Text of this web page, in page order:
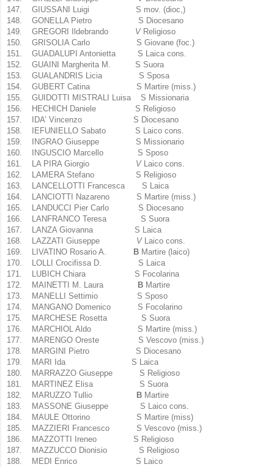
147.
GIUSSANI Luigi S mov. (dioc,)
148.
GONELLA Pietro S Diocesano
149.
GREGORI Ildebrando V Religioso
150.
GRISOLIA Carlo S Giovane (foc.)
151.
GUADALUPI Antonietta S Laica cons.
152.
GUAINI Margherita M. S Suora
153.
GUALANDRIS Licia S Sposa
154.
GUBERT Catina S Martire (miss.)
155.
GUIDOTTI MISTRALI Luisa S Missionaria
156.
HECHICH Daniele S Religioso
157.
IDA’ Vincenzo S Diocesano
158.
IEFUNIELLO Sabato S Laico cons.
159.
INGRAO Giuseppe S Missionario
160.
INGUSCIO Marcello S Sposo
161.
LA PIRA Giorgio V
Laico cons.
162.
LAMERA Stefano S Religioso
163.
LANCELLOTTI Francesca S Laica
164.
LANCIOTTI Nazareno S Martire (miss.)
165.
LANDUCCI Pier Carlo S Diocesano
166.
LANFRANCO Teresa S Suora
167.
LANZA Giovanna S Laica
168.
LAZZATI Giuseppe V
Laico cons.
169.
LIVATINO Rosario A. B Martire (laico)
170.
LOLLI Crocifissa D. S Laica
171.
LUBICH Chiara S Focolarina
172.
MAINETTI M. Laura B Martire
173.
MANELLI Settimio S Sposo
174.
MANGANO Domenico S Focolarino
175.
MARCHESE Rosetta S Suora
176.
MARCHIOL Aldo S Martire (miss.)
177.
MARENGO Oreste S Vescovo (miss.)
178.
MARGINI Pietro S Diocesano
179.
MARI Ida S Laica
180.
MARRAZZO Giuseppe S Religioso
181.
MARTINEZ Elisa S Suora
182.
MARUZZO Tullio B Martire
183.
MASSONE Giuseppe S Laico cons
184.
MAULE Ottorino S Martire (miss)
185.
MAZZIERI Francesco S Vescovo (miss.)
186.
MAZZOTTI Ireneo S Religioso
187.
MAZZUCCO Dionisio S Religioso
188.
MEDI Enrico S Laico